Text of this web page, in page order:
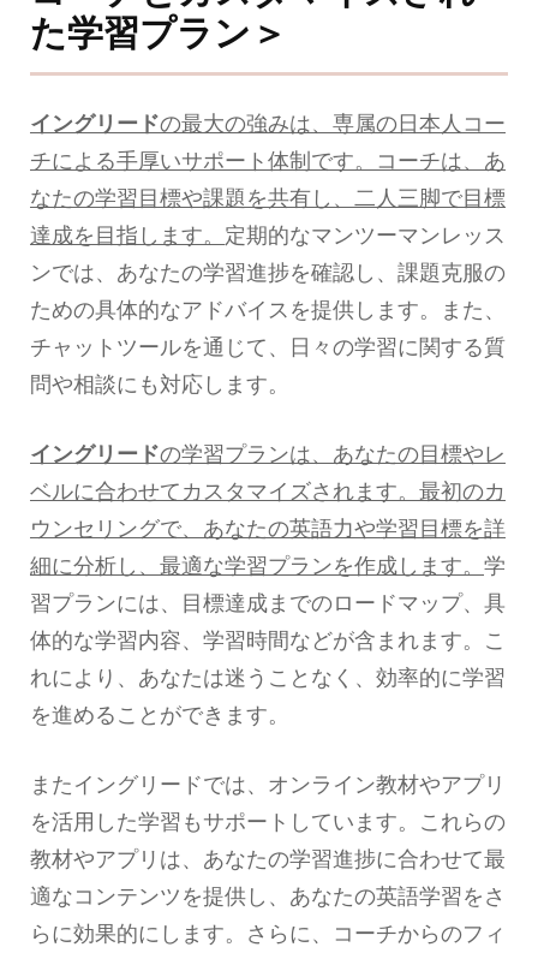
た学習プラン＞
イングリードの最大の強みは、専属の日本人コー
チによる手厚いサポート体制です。コーチは、あ
なたの学習目標や課題を共有し、二人三脚で目標
達成を目指します。 定期的なマンツーマンレッス
ンでは、あなたの学習進捗を確認し、課題克服の
ための具体的なアドバイスを提供します。また、
チャットツールを通じて、日々の学習に関する質
問や相談にも対応します。
イングリードの学習プランは、あなたの目標やレ
ベルに合わせてカスタマイズされます。最初のカ
ウンセリングで、あなたの英語力や学習目標を詳
細に分析し、最適な学習プランを作成します。 学
習プランには、目標達成までのロードマップ、具
体的な学習内容、学習時間などが含まれます。こ
れにより、あなたは迷うことなく、効率的に学習
を進めることができます。
またイングリードでは、オンライン教材やアプリ
を活用した学習もサポートしています。これらの
教材やアプリは、あなたの学習進捗に合わせて最
適なコンテンツを提供し、あなたの英語学習をさ
らに効果的にします。さらに、コーチからのフィ